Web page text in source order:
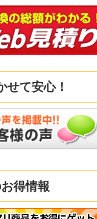
せて安心！
得情報